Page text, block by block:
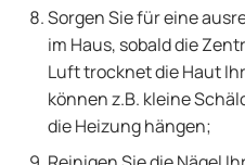
Sorgen Sie für eine
im Haus, sobald die
Luft trocknet die Haut
können z.B. kleine
die Heizung hängen;